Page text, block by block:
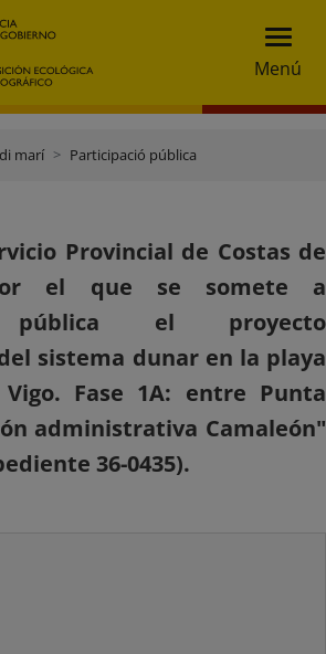
Menú
marí Participació pública
Provincial de Costas de
el que se somete a
pública el proyecto
sistema dunar en la playa
Fase 1A: entre Punta
administrativa Camaleón"
36-0435).